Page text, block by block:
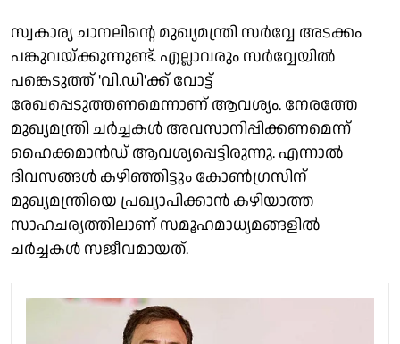
സ്വകാര്യ ചാനലിന്റെ മുഖ്യമന്ത്രി സർവ്വേ അടക്കം
പങ്കുവയ്ക്കുന്നുണ്ട്. എല്ലാവരും സർവ്വേയിൽ
പങ്കെടുത്ത് 'വി.ഡി'ക്ക് വോട്ട്
രേഖപ്പെടുത്തണമെന്നാണ് ആവശ്യം. നേരത്തേ
മുഖ്യമന്ത്രി ചർച്ചകൾ അവസാനിപ്പിക്കണമെന്ന്
ഹൈക്കമാൻഡ് ആവശ്യപ്പെട്ടിരുന്നു. എന്നാൽ
ദിവസങ്ങൾ കഴിഞ്ഞിട്ടും കോൺഗ്രസിന്
മുഖ്യമന്ത്രിയെ പ്രഖ്യാപിക്കാൻ കഴിയാത്ത
സാഹചര്യത്തിലാണ് സമൂഹമാധ്യമങ്ങളിൽ
ചർച്ചകൾ സജീവമായത്.